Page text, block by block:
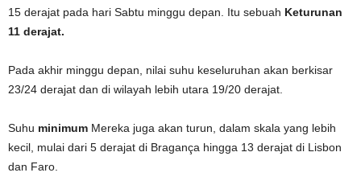
15 derajat pada hari Sabtu minggu depan. Itu sebuah Keturunan
11 derajat.
Pada akhir minggu depan, nilai suhu keseluruhan akan berkisar
23/24 derajat dan di wilayah lebih utara 19/20 derajat.
Suhu minimum Mereka juga akan turun, dalam skala yang lebih
kecil, mulai dari 5 derajat di Bragança hingga 13 derajat di Lisbon
dan Faro.